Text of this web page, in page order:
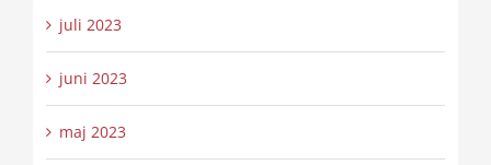
juli 2023
juni 2023
maj 2023